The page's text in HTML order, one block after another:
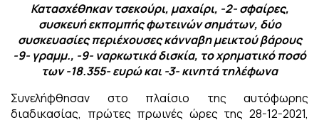
Κατασχέθηκαν τσεκούρι, μαχαίρι, -2- σφαίρες,
συσκευή εκπομπής φωτεινών σημάτων, δύο
συσκευασίες περιέχουσες κάνναβη μεικτού βάρους
-9- γραμμ., -9- ναρκωτικά δισκία, το χρηματικό ποσό
των -18.355- ευρώ και -3- κινητά τηλέφωνα
Συνελήφθησαν στο πλαίσιο της αυτόφωρης
διαδικασίας, πρώτες πρωινές ώρες της 28-12-2021,